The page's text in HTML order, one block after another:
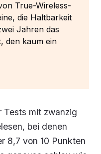
True-Wireless-
die Haltbarkeit
Jahren das
den kaum ein
Tests mit zwanzig
bei denen
8,7 von 10 Punkten